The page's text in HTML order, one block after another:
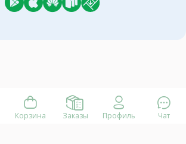
Корзина Заказы Профиль Чат